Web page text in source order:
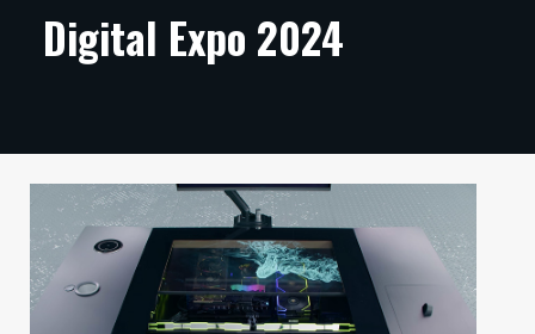
ARTIKKELIT
TECHBBS
TIETOA
HINTA.FI
KAUPPA
Digital Expo 2024